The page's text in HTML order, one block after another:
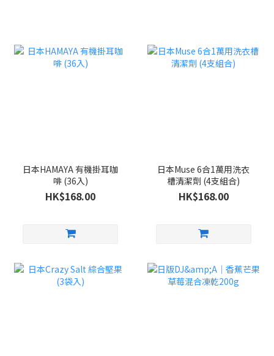
日本HAMAYA 有機掛耳咖
啡 (36入)
HK$168.00
日本Muse 6合1萬用洗衣
槽清潔劑 (4支組合)
HK$168.00